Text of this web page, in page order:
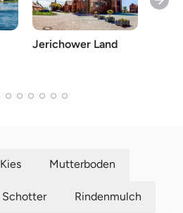
Jerichower Land
Kies Mutterboden
Schotter Rindenmulch